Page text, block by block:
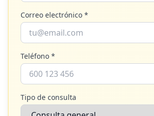
Correo electrónico *
Teléfono *
Tipo de consulta